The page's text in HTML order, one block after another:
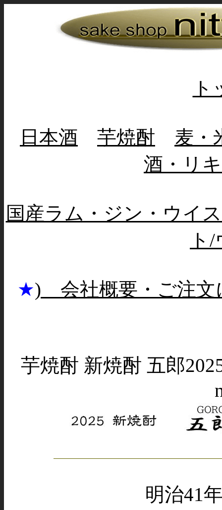
日本酒 芋焼酎
麦・
酒・リ
国産ラム・ジン・ウイ
ト
★) 会社概要・ご注
芋焼酎 新焼酎 五郎
明治41